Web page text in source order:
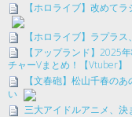
【ホロライブ】改めて
【ホロライブ】ラプラ
【アップランド】2025
チャーVまとめ！【Vtuber】
【文春砲】松山千春の
い
三大アイドルアニメ、決